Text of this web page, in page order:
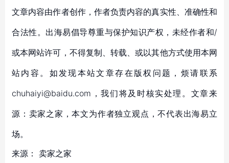
文章内容由作者创作，作者负责内容的真实性、准确性和
合法性。出海易倡导尊重与保护知识产权，未经作者和/
或本网站许可，不得复制、转载、或以其他方式使用本网
站内容。如发现本站文章存在版权问题，烦请联系
chuhaiyi@baidu.com，我们将及时核实处理。文章来
源：卖家之家，本文为作者独立观点，不代表出海易立
场。
来源： 卖家之家